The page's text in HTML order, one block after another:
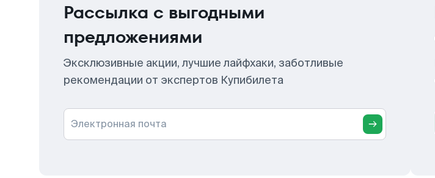
Рассылка с выгодными
предложениями
Эксклюзивные акции, лучшие лайфхаки, заботливые
рекомендации от экспертов Купибилета
Электронная почта